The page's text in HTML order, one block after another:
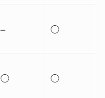
– ◯
◯ ◯